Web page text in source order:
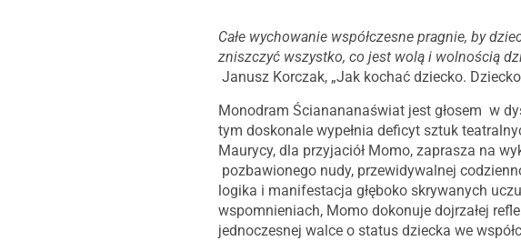
Całe wychowanie współczesne pragnie, by
zniszczyć wszystko, co jest wolą i wolnością
Janusz Korczak, „Jak kochać dziecko.
Monodram Ścianananaświat jest głosem w
tym doskonale wypełnia deficyt sztuk
Maurycy, dla przyjaciół Momo, zaprasza na
pozbawionego nudy, przewidywalnej
logika i manifestacja głęboko skrywanych
wspomnieniach, Momo dokonuje dojrzałej
jednoczesnej walce o status dziecka we